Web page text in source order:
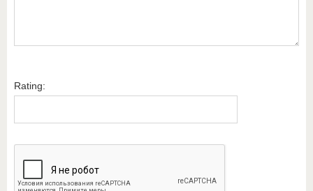
Rating: